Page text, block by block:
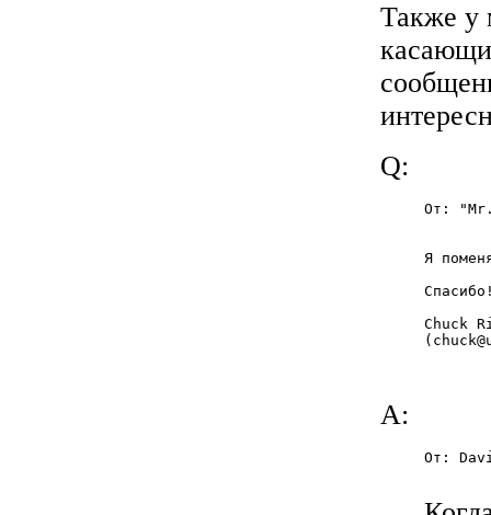
Также у
Q:
От:
Я
Chuck
(
A:
От: